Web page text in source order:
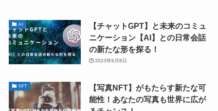
AI
【チャットGPT】と未来のコミュ
ニケーション【AI】との日常会話
の新たな形を探る！
2023年6月8日
NFT
【写真NFT】がもたらす新たな可
能性！あなたの写真も世界に広が